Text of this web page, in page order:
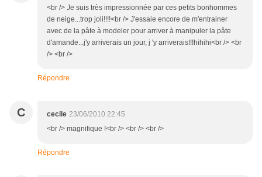
<br /> Je suis très impressionnée par ces petits bonhommes
de neige...trop joli!!!!<br /> J'essaie encore de m'entrainer
avec de la pâte à modeler pour arriver à manipuler la pâte
d'amande...j'y arriverais un jour, j 'y arriverais!!!hihihi<br /> <br
/> <br />
Répondre
C cecile 23/06/2010 22:45
<br /> magnifique !<br /> <br /> <br />
Répondre